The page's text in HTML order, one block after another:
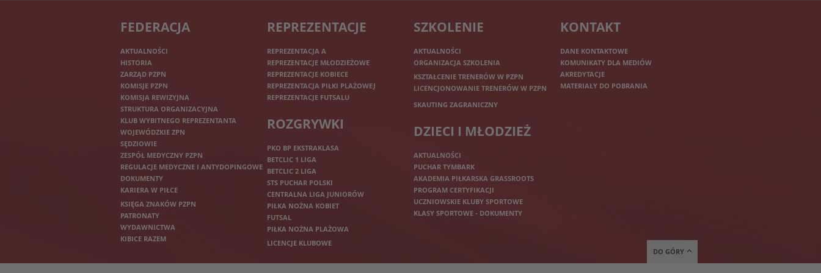
FEDERACJA
AKTUALNOŚCI
HISTORIA
ZARZĄD PZPN
KOMISJE PZPN
KOMISJA REWIZYJNA
STRUKTURA ORGANIZACYJNA
KLUB WYBITNEGO REPREZENTANTA
WOJEWÓDZKIE ZPN
SĘDZIOWIE
ZESPÓŁ MEDYCZNY PZPN
REGULACJE MEDYCZNE I ANTYDOPINGOWE
DOKUMENTY
KARIERA W PIŁCE
KSIĘGA ZNAKÓW PZPN
PATRONATY
WYDAWNICTWA
KIBICE RAZEM
REPREZENTACJE
REPREZENTACJA A
REPREZENTACJE MŁODZIEŻOWE
REPREZENTACJE KOBIECE
REPREZENTACJA PIŁKI PLAŻOWEJ
REPREZENTACJE FUTSALU
ROZGRYWKI
PKO BP EKSTRAKLASA
BETCLIC 1 LIGA
BETCLIC 2 LIGA
STS PUCHAR POLSKI
CENTRALNA LIGA JUNIORÓW
PIŁKA NOŻNA KOBIET
FUTSAL
PIŁKA NOŻNA PLAŻOWA
LICENCJE KLUBOWE
SZKOLENIE
AKTUALNOŚCI
ORGANIZACJA SZKOLENIA
KSZTAŁCENIE TRENERÓW W PZPN
LICENCJONOWANIE TRENERÓW W PZPN
SKAUTING ZAGRANICZNY
DZIECI I MŁODZIEŻ
AKTUALNOŚCI
PUCHAR TYMBARK
AKADEMIA PIŁKARSKA GRASSROOTS
PROGRAM CERTYFIKACJI
UCZNIOWSKIE KLUBY SPORTOWE
KLASY SPORTOWE - DOKUMENTY
KONTAKT
DANE KONTAKTOWE
KOMUNIKATY DLA MEDIÓW
AKREDYTACJE
MATERIAŁY DO POBRANIA
DO GÓRY